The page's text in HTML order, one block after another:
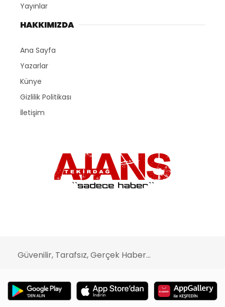
Yayınlar
HAKKIMIZDA
Ana Sayfa
Yazarlar
Künye
Gizlilik Politikası
İletişim
Güvenilir, Tarafsız, Gerçek Haber...